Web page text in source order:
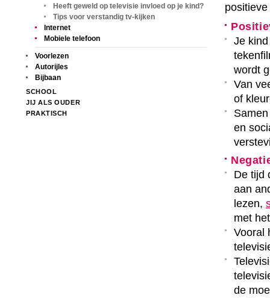
Heeft geweld op televisie invloed op je kind?
Tips voor verstandig tv-kijken
Internet
Mobiele telefoon
Voorlezen
Autorijles
Bijbaan
SCHOOL
JIJ ALS OUDER
PRAKTISCH
Je
wordt
Van
of
en
De tijd
aan
lezen,
met
Vooral
de